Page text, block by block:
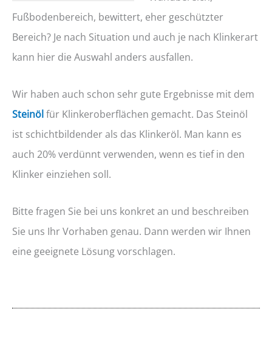
Fußbodenbereich, bewittert, eher geschützter
Bereich? Je nach Situation und auch je nach Klinkerart
kann hier die Auswahl anders ausfallen.
Wir haben auch schon sehr gute Ergebnisse mit dem
Steinölfür Klinkeroberflächen gemacht. Das Steinöl
ist schichtbildender als das Klinkeröl. Man kann es
auch 20% verdünnt verwenden, wenn es tief in den
Klinker einziehen soll.
Bitte fragen Sie bei uns konkret an und beschreiben
Sie uns Ihr Vorhaben genau. Dann werden wir Ihnen
eine geeignete Lösung vorschlagen.